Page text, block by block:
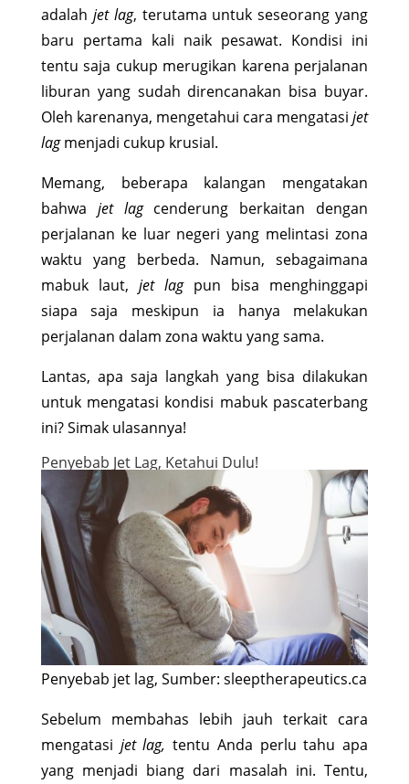
adalah jet lag, terutama untuk seseorang yang
baru pertama kali naik pesawat. Kondisi ini
tentu saja cukup merugikan karena perjalanan
liburan yang sudah direncanakan bisa buyar.
Oleh karenanya, mengetahui cara mengatasijet
lagmenjadi cukup krusial.
Memang, beberapa kalangan mengatakan
bahwa jet lagcenderung berkaitan dengan
perjalanan ke luar negeri yang melintasi zona
waktu yang berbeda. Namun, sebagaimana
mabuk laut, jet lagpun bisa menghinggapi
siapa saja meskipun ia hanya melakukan
perjalanan dalam zona waktu yang sama.
Lantas, apa saja langkah yang bisa dilakukan
untuk mengatasi kondisi mabuk pascaterbang
ini? Simak ulasannya!
Penyebab Jet Lag, Ketahui Dulu!
Penyebab jet lag, Sumber: sleeptherapeutics.ca
Sebelum membahas lebih jauh terkait cara
mengatasi jet lag,tentu Anda perlu tahu apa
yang menjadi biang dari masalah ini. Tentu,